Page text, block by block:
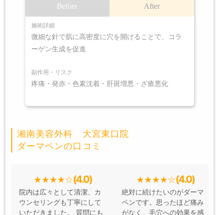
Before After
施術詳細
微細な針で肌に高密度に穴を開けることで、コラ
ーゲン生成を促進
副作用・リスク
疼痛・発赤・色素沈着・肝斑増悪・ざ瘡悪化
湘南美容外科 大宮東口院
ダーマペンの口コミ
(4.0)
院内は広々として清潔、カ
ウンセリングも丁寧にして
いただきました。 質問にも
(4.0)
絶対に続けたいのがダーマ
ペンです。思ったほど痛み
がなく、毛穴への効果を感